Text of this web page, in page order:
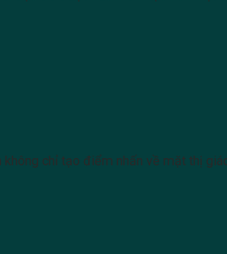
chỉ tạo điểm nhấn về mặt thị